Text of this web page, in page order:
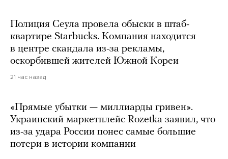
Полиция Сеула провела обыски в штаб-
квартире Starbucks. Компания находится
в центре скандала из-за рекламы,
оскорбившей жителей Южной Кореи
21 час назад
«Прямые убытки — миллиарды гривен».
Украинский маркетплейс Rozetka заявил, что
из-за удара России понес самые большие
потери в истории компании